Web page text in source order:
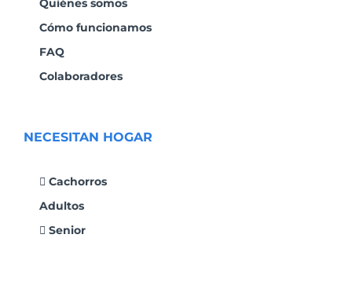
Cómo funcionamos
FAQ
Colaboradores
NECESITAN HOGAR
Cachorros
Adultos
Senior